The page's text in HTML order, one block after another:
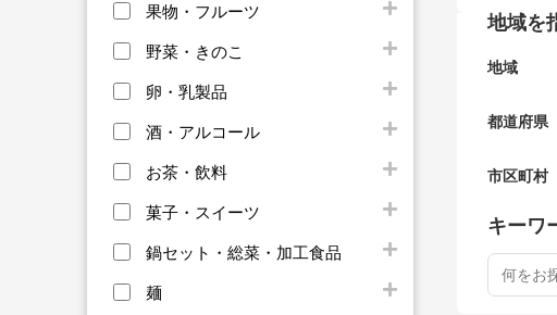
果物・フルーツ
野菜・きのこ
卵・乳製品
酒・アルコール
お茶・飲料
菓子・スイーツ
鍋セット・総菜・加工食品
麺
地域を
地域
都道府県
市区町村
キーワ